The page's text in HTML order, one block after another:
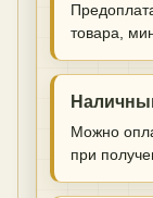
товара,
Можно
при